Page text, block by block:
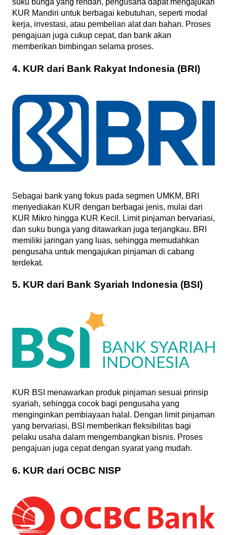
suku bunga yang rendah, pengusaha dapat mengajukan
KUR Mandiri untuk berbagai kebutuhan, seperti modal
kerja, investasi, atau pembelian alat dan bahan. Proses
pengajuan juga cukup cepat, dan bank akan
memberikan bimbingan selama proses.
4. KUR dari Bank Rakyat Indonesia (BRI)
Sebagai bank yang fokus pada segmen UMKM, BRI
menyediakan KUR dengan berbagai jenis, mulai dari
KUR Mikro hingga KUR Kecil. Limit pinjaman bervariasi,
dan suku bunga yang ditawarkan juga terjangkau. BRI
memiliki jaringan yang luas, sehingga memudahkan
pengusaha untuk mengajukan pinjaman di cabang
terdekat.
5. KUR dari Bank Syariah Indonesia (BSI)
KUR BSI menawarkan produk pinjaman sesuai prinsip
syariah, sehingga cocok bagi pengusaha yang
menginginkan pembiayaan halal. Dengan limit pinjaman
yang bervariasi, BSI memberikan fleksibilitas bagi
pelaku usaha dalam mengembangkan bisnis. Proses
pengajuan juga cepat dengan syarat yang mudah.
6. KUR dari OCBC NISP